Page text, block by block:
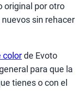
original por otro
sin rehacer
colorde Evoto
para que la
tienes o con el